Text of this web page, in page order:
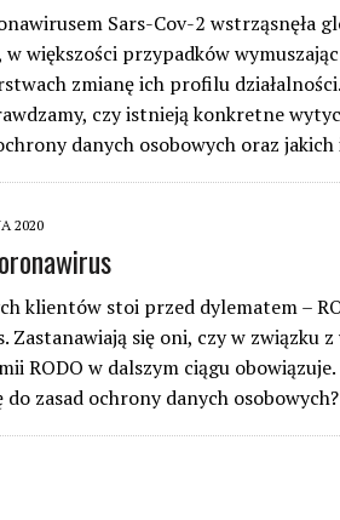
Sars-Cov-2 wstrząsnęła
w większości przypadków
zmianę ich profilu
czy istnieją konkretne
danych osobowych oraz
2020
klientów stoi przed dylematem –
Zastanawiają się oni, czy w związku
RODO w dalszym ciągu obowiązuje.
do zasad ochrony danych